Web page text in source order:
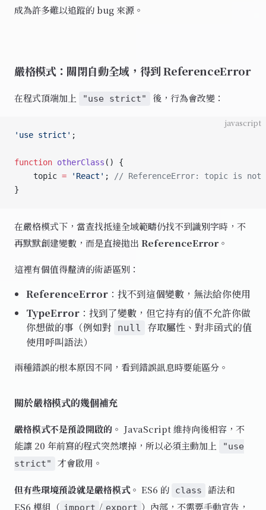
成為許多難以追蹤的 bug 來源。
嚴格模式：關閉自動全域，得到 ReferenceError
在程式頂端加上 "use strict" 後，行為會改變：
javascript
'use strict' ;
function otherClass () {
    topic
= 'React' ;
// ReferenceError: topic is not
}
在嚴格模式下，當查找抵達全域範疇仍找不到識別字時，不
再默默創建變數，而是直接拋出 ReferenceError 。
這裡有個值得釐清的術語區別：
ReferenceError ：找不到這個變數，無法給你使用
TypeError ：找到了變數，但它持有的值不允許你做
你想做的事（例如對
null
存取屬性、對非函式的值
使用呼叫語法）
兩種錯誤的根本原因不同，看到錯誤訊息時要能區分。
關於嚴格模式的幾個補充
嚴格模式不是預設開啟的。 JavaScript 維持向後相容，不
能讓 20 年前寫的程式突然壞掉，所以必須主動加上
"use
strict"
才會啟用。
但有些環境預設就是嚴格模式。 ES6 的 class
語法和
ES6 模組（ import / export ）內部，不需要手動宣告，